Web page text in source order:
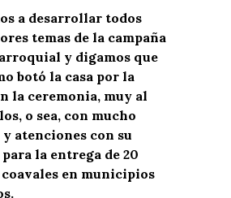
a desarrollar todos
temas de la campaña
y digamos que
botó la casa por la
la ceremonia, muy al
o sea, con mucho
atenciones con su
la entrega de 20
coavales en municipios